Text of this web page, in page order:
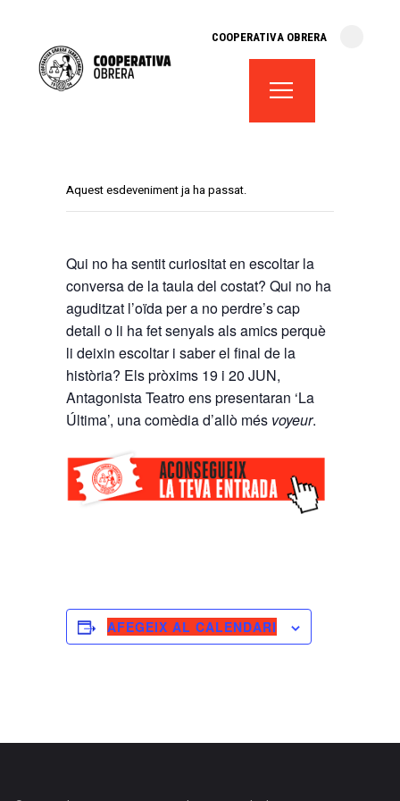
COOPERATIVA OBRERA
fes-te soci
lloguer d’espais
Aquest esdeveniment ja ha passat.
Qui no ha sentit curiositat en escoltar la
conversa de la taula del costat? Qui no ha
aguditzat l’oïda per a no perdre’s cap
detall o li ha fet senyals als amics perquè
li deixin escoltar i saber el final de la
història? Els pròxims 19 i 20 JUN,
Antagonista Teatro ens presentaran ‘La
Última’, una comèdia d’allò més voyeur.
AFEGEIX AL CALENDARI